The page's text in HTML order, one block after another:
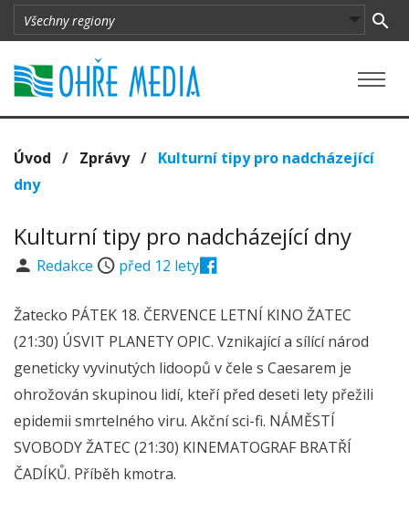
Úvod / Zprávy/ Kulturní tipy pro nadcházející
dny
Kulturní tipy pro nadcházející dny
Redakce před 12 lety
Žatecko PÁTEK 18. ČERVENCE LETNÍ KINO ŽATEC
(21:30) ÚSVIT PLANETY OPIC. Vznikající a sílící národ
geneticky vyvinutých lidoopů v čele s Caesarem je
ohrožován skupinou lidí, kteří před deseti lety přežili
epidemii smrtelného viru. Akční sci-fi. NÁMĚSTÍ
SVOBODY ŽATEC (21:30) KINEMATOGRAF BRATŘÍ
ČADÍKŮ. Příběh kmotra.